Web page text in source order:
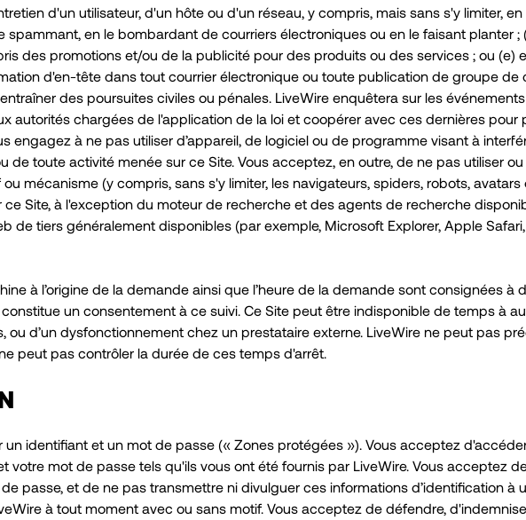
d'un utilisateur, d'un hôte ou d'un réseau, y compris, mais sans s'y limiter,
spammant, en le bombardant de courriers électroniques ou en le faisant planter ;
des promotions et/ou de la publicité pour des produits ou des services ; ou (e)
d'en-tête dans tout courrier électronique ou toute publication de groupe de
des poursuites civiles ou pénales. LiveWire enquêtera sur les
autorités chargées de l'application de la loi et coopérer avec ces dernières pour
engagez à ne pas utiliser d’appareil, de logiciel ou de programme visant à
toute activité menée sur ce Site. Vous acceptez, en outre, de ne pas utiliser
mécanisme (y compris, sans s'y limiter, les navigateurs, spiders, robots,
Site, à l'exception du moteur de recherche et des agents de recherche
de tiers généralement disponibles (par exemple, Microsoft Explorer, Apple
à l’origine de la demande ainsi que l’heure de la demande sont consignées à
un consentement à ce suivi. Ce Site peut être indisponible de temps à
d’un dysfonctionnement chez un prestataire externe. LiveWire ne peut pas
peut pas contrôler la durée de ces temps d'arrêt.
identifiant et un mot de passe (« Zones protégées »). Vous acceptez
mot de passe tels qu'ils vous ont été fournis par LiveWire. Vous acceptez
passe, et de ne pas transmettre ni divulguer ces informations d’identification à
à tout moment avec ou sans motif. Vous acceptez de défendre,